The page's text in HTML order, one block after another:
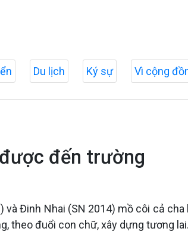
Du lịch Ký sự Vì cộng
đến trường
và Đinh Nhai (SN 2014) mồ côi cả
theo đuổi con chữ, xây dựng tương